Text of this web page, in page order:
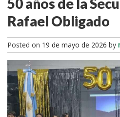
Rafael Obligado
Posted on 19 de mayo de 2026 by